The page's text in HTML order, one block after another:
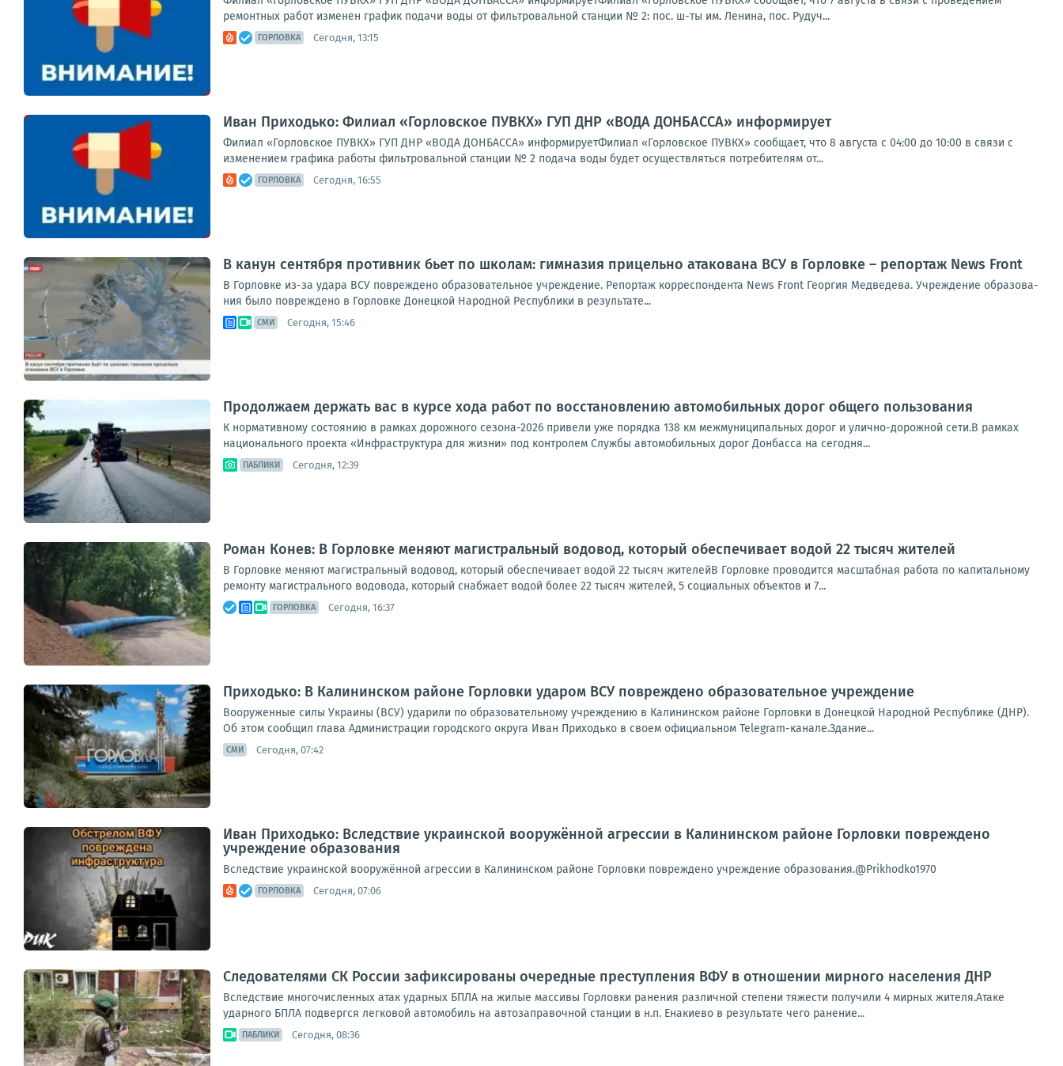
ремонтных работ изменен график подачи воды от фильтровальной станции № 2: пос. ш-ты им. Ленина, пос. Рудуч...
ГОРЛОВКА Сегодня, 13:15
Иван Приходько: Филиал «Горловское ПУВКХ» ГУП ДНР «ВОДА ДОНБАССА» информирует
Филиал «Горловское ПУВКХ» ГУП ДНР «ВОДА ДОНБАССА» информируетФилиал «Горловское ПУВКХ» сообщает, что 8 августа с 04:00 до 10:00 в связи с
изменением графика работы фильтровальной станции № 2 подача воды будет осуществляться потребителям от...
ГОРЛОВКА Сегодня, 16:55
В канун сентября противник бьет по школам: гимназия прицельно атакована ВСУ в Горловке – репортаж News Front
В Гор­лов­ке из-за уда­ра ВСУ повре­жде­но обра­зо­ва­тель­ное учре­жде­ние. Репор­таж кор­ре­спон­ден­та News Front Геор­гия Мед­ве­де­ва. Учре­жде­ние обра­зо­ва­
ния было повре­жде­но в Гор­лов­ке Донец­кой Народ­ной Рес­пуб­ли­ки в резуль­та­те...
СМИ Сегодня, 15:46
Продолжаем держать вас в курсе хода работ по восстановлению автомобильных дорог общего пользования
К нормативному состоянию в рамках дорожного сезона-2026 привели уже порядка 138 км межмуниципальных дорог и улично-дорожной сети.В рамках
национального проекта «Инфраструктура для жизни» под контролем Службы автомобильных дорог Донбасса на сегодня...
ПАБЛИКИ Сегодня, 12:39
Роман Конев: В Горловке меняют магистральный водовод, который обеспечивает водой 22 тысяч жителей
В Горловке меняют магистральный водовод, который обеспечивает водой 22 тысяч жителейВ Горловке проводится масштабная работа по капитальному
ремонту магистрального водовода, который снабжает водой более 22 тысяч жителей, 5 социальных объектов и 7...
ГОРЛОВКА Сегодня, 16:37
Приходько: В Калининском районе Горловки ударом ВСУ повреждено образовательное учреждение
Вооруженные силы Украины (ВСУ) ударили по образовательному учреждению в Калининском районе Горловки в Донецкой Народной Республике (ДНР).
Об этом сообщил глава Администрации городского округа Иван Приходько в своем официальном Telegram-канале.Здание...
СМИ Сегодня, 07:42
Иван Приходько: Вследствие украинской вооружённой агрессии в Калининском районе Горловки повреждено
учреждение образования
Вследствие украинской вооружённой агрессии в Калининском районе Горловки повреждено учреждение образования.@Prikhodko1970
ГОРЛОВКА Сегодня, 07:06
Следователями СК России зафиксированы очередные преступления ВФУ в отношении мирного населения ДНР
Вследствие многочисленных атак ударных БПЛА на жилые массивы Горловки ранения различной степени тяжести получили 4 мирных жителя.Атаке
ударного БПЛА подвергся легковой автомобиль на автозаправочной станции в н.п. Енакиево в результате чего ранение...
ПАБЛИКИ Сегодня, 08:36